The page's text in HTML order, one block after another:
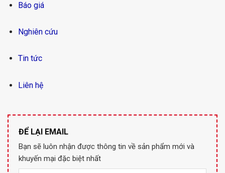
Báo giá
Nghiên cứu
Tin tức
Liên hệ
ĐỂ LẠI EMAIL
Bạn sẽ luôn nhận được thông tin về sản phẩm mới và
khuyến mại đặc biệt nhất